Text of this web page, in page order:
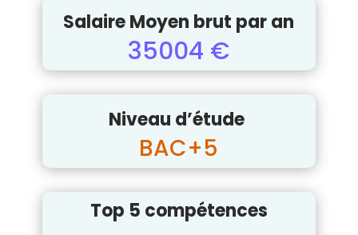
Salaire Moyen brut par an
35004 €
Niveau d’étude
BAC+5
Top 5 compétences